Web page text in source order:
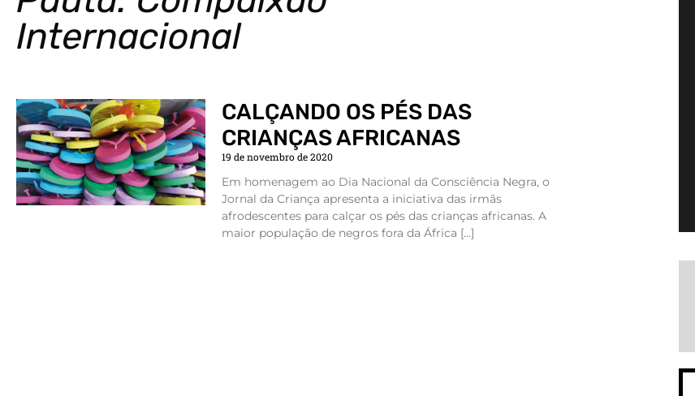
Internacional
CALÇANDO OS PÉS DAS
CRIANÇAS AFRICANAS
19 de novembro de 2020
Em homenagem ao Dia Nacional da Consciência Negra, o
Jornal da Criança apresenta a iniciativa das irmãs
afrodescentes para calçar os pés das crianças africanas. A
maior população de negros fora da África […]